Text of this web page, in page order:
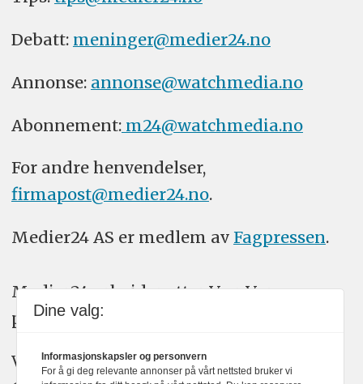
Debatt: meninger@medier24.no
Annonse: annonse@watchmedia.no
Abonnement:m24@watchmedia.no
For andre henvendelser,
firmapost@medier24.no.
Medier24 AS er medlem av Fagpressen.
Medier24 arbeider etter Vær Varsom-
plakatens regler for god presseskikk.
Vi bruker KI-verktøy som ChatGPT,
Dine valg:
Informasjonskapsler og personvern
For å gi deg relevante annonser på vårt nettsted bruker vi